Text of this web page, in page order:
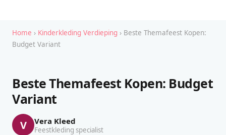
Home › Kinderkleding Verdieping › Beste Themafeest Kopen:
Budget Variant
Beste Themafeest Kopen: Budget
Variant
V Vera Kleed
Feestkleding specialist